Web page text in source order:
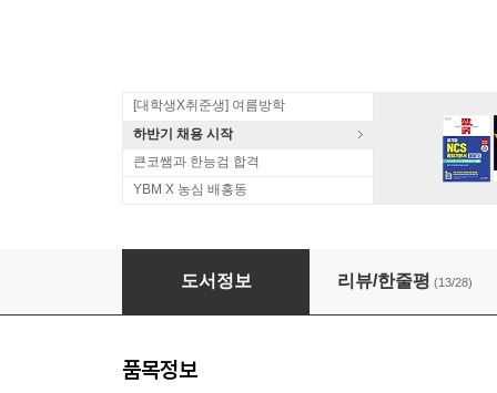
[대학생X취준생] 여름방학
하반기 채용 시작
큰코쌤과 한능검 합격
YBM X 농심 배홍동
NEW 맛있는 중국어 Level 4
도서정보 리뷰/한줄평 (13/28)
품목정보